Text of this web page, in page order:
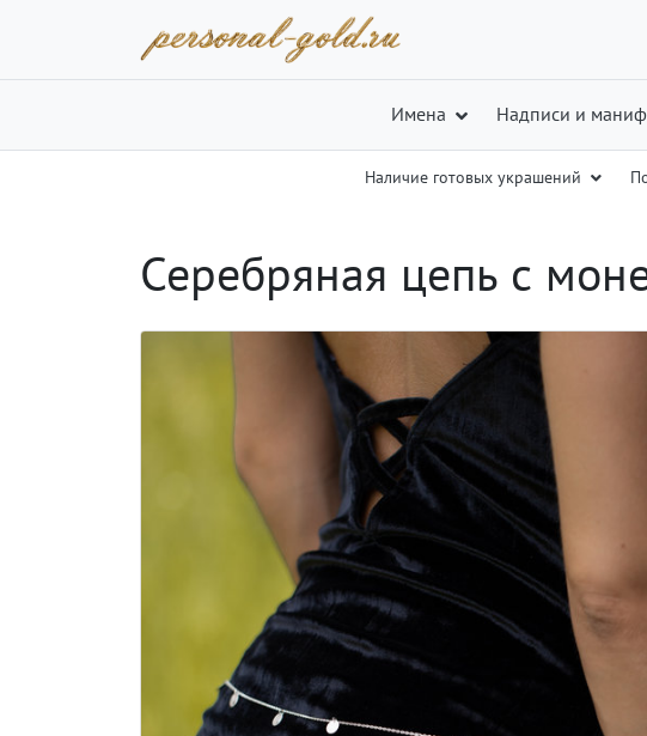
Имена Надписи и
Наличие готовых украшений
Серебряная цепь с